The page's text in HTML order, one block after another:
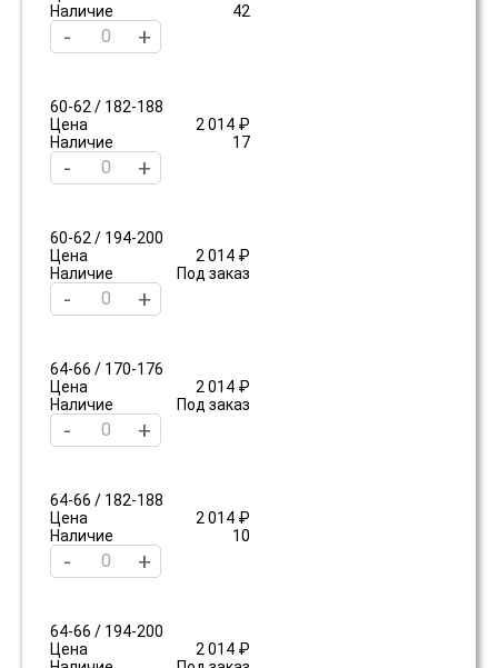
Наличие
42
- +
60-62 / 182-188
Цена
2 014 ₽
Наличие
17
- +
60-62 / 194-200
Цена
2 014 ₽
Наличие
Под заказ
- +
64-66 / 170-176
Цена
2 014 ₽
Наличие
Под заказ
- +
64-66 / 182-188
Цена
2 014 ₽
Наличие
10
- +
64-66 / 194-200
Цена
2 014 ₽